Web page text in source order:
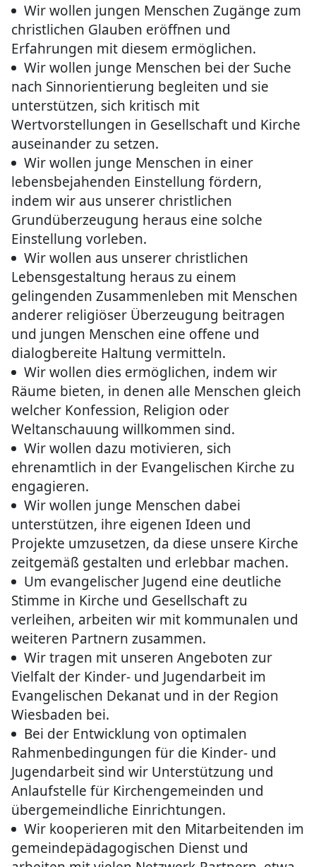
Wir wollen jungen Menschen Zugänge zum
christlichen Glauben eröffnen und
Erfahrungen mit diesem ermöglichen.
Wir wollen junge Menschen bei der Suche
nach Sinnorientierung begleiten und sie
unterstützen, sich kritisch mit
Wertvorstellungen in Gesellschaft und Kirche
auseinander zu setzen.
Wir wollen junge Menschen in einer
lebensbejahenden Einstellung fördern,
indem wir aus unserer christlichen
Grundüberzeugung heraus eine solche
Einstellung vorleben.
Wir wollen aus unserer christlichen
Lebensgestaltung heraus zu einem
gelingenden Zusammenleben mit Menschen
anderer religiöser Überzeugung beitragen
und jungen Menschen eine offene und
dialogbereite Haltung vermitteln.
Wir wollen dies ermöglichen, indem wir
Räume bieten, in denen alle Menschen gleich
welcher Konfession, Religion oder
Weltanschauung willkommen sind.
Wir wollen dazu motivieren, sich
ehrenamtlich in der Evangelischen Kirche zu
engagieren.
Wir wollen junge Menschen dabei
unterstützen, ihre eigenen Ideen und
Projekte umzusetzen, da diese unsere Kirche
zeitgemäß gestalten und erlebbar machen.
Um evangelischer Jugend eine deutliche
Stimme in Kirche und Gesellschaft zu
verleihen, arbeiten wir mit kommunalen und
weiteren Partnern zusammen.
Wir tragen mit unseren Angeboten zur
Vielfalt der Kinder- und Jugendarbeit im
Evangelischen Dekanat und in der Region
Wiesbaden bei.
Bei der Entwicklung von optimalen
Rahmenbedingungen für die Kinder- und
Jugendarbeit sind wir Unterstützung und
Anlaufstelle für Kirchengemeinden und
übergemeindliche Einrichtungen.
Wir kooperieren mit den Mitarbeitenden im
gemeindepädagogischen Dienst und